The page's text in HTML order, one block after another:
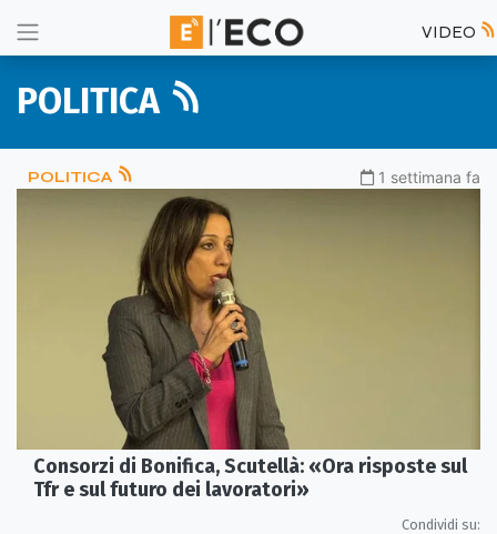
VIDEO
POLITICA
POLITICA 1 settimana fa
Consorzi di Bonifica, Scutellà: «Ora risposte sul
Tfr e sul futuro dei lavoratori»
Condividi su: